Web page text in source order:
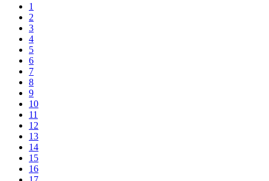
1
2
3
4
5
6
7
8
9
10
11
12
13
14
15
16